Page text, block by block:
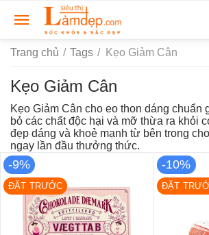
Trang chủ / Tags / Kẹo Giảm Cân
Kẹo Giảm Cân
Kẹo Giảm Cân cho eo thon dáng chuẩn
bỏ các chất độc hại và mỡ thừa ra khỏi
đẹp dáng và khoẻ mạnh từ bên trong
ngay lần đầu thưởng thức.
-9%
ĐẶT TRƯỚC
-10%
ĐẶT